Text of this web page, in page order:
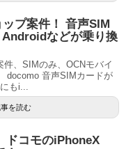
プ案件！ 音声SIM
などが乗り換
件、SIMのみ、OCNモバイ
docomo 音声SIMカードが
もi...
を読む
ドコモのiPhoneX